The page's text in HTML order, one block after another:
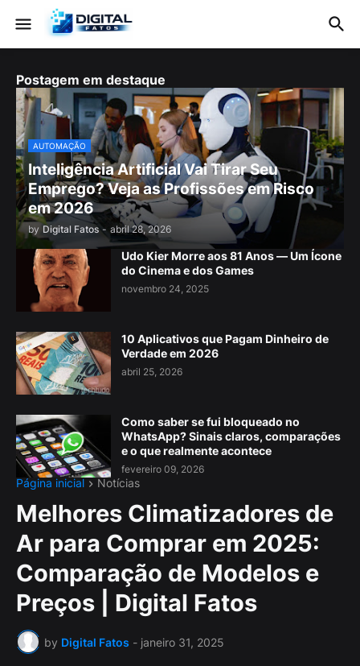
Postagem em destaque
AUTOMAÇÃO
Inteligência Artificial Vai Tirar Seu
Emprego? Veja as Profissões em Risco
em 2026
by Digital Fatos - abril 28, 2026
Udo Kier Morre aos 81 Anos — Um Ícone
do Cinema e dos Games
novembro 24, 2025
10 Aplicativos que Pagam Dinheiro de
Verdade em 2026
abril 25, 2026
Como saber se fui bloqueado no
WhatsApp? Sinais claros, comparações
e o que realmente acontece
fevereiro 09, 2026
Página inicial Notícias
Melhores Climatizadores de
Ar para Comprar em 2025:
Comparação de Modelos e
Preços | Digital Fatos
by Digital Fatos - janeiro 31, 2025